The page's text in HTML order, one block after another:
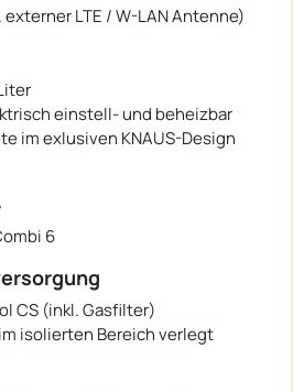
LTE / W-LAN Antenne)
einstell- und beheizbar
im exlusiven KNAUS-Design
6
CS (inkl. Gasfilter)
isolierten Bereich verlegt